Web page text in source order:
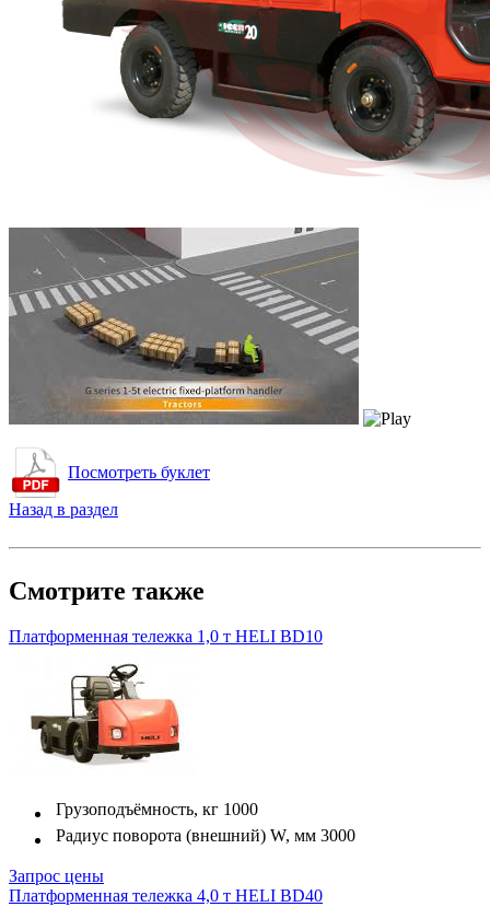
Посмотреть буклет
Назад в раздел
Смотрите также
Платформенная тележка 1,0 т HELI BD10
Грузоподъёмность, кг 1000
Радиус поворота (внешний) W, мм 3000
Запрос цены
Платформенная тележка 4,0 т HELI BD40